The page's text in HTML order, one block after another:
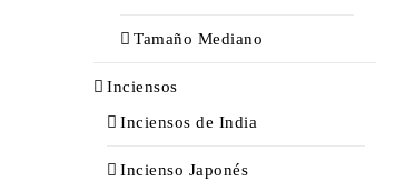
Tamaño Mediano
Inciensos
Inciensos de India
Incienso Japonés